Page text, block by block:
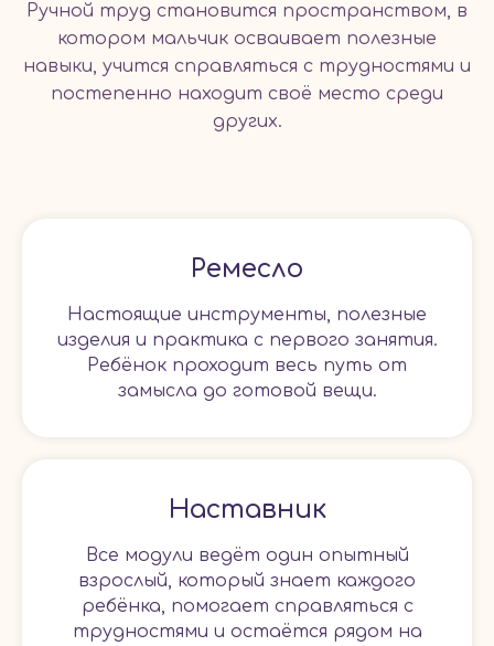
Ручной труд становится пространством, в
котором мальчик осваивает полезные
навыки, учится справляться с трудностями и
постепенно находит своё место среди
других.
Ремесло
Настоящие инструменты, полезные
изделия и практика с первого занятия.
Ребёнок проходит весь путь от
замысла до готовой вещи.
Наставник
Все модули ведёт один опытный
взрослый, который знает каждого
ребёнка, помогает справляться с
трудностями и остаётся рядом на